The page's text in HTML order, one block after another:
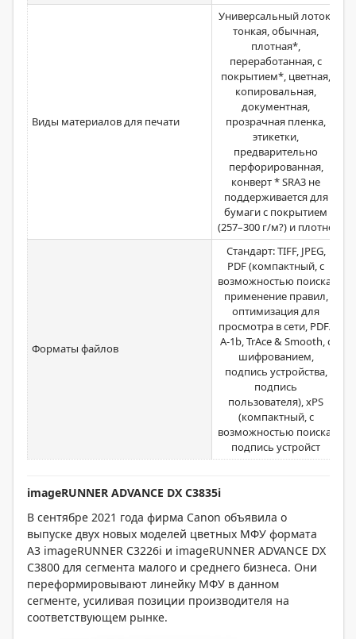
Виды материалов для печати
Универсальный лоток:
тонкая, обычная,
плотная*,
переработанная, с
покрытием*, цветная,
копировальная,
документная,
прозрачная пленка,
этикетки,
предварительно
перфорированная,
конверт * SRА3 не
поддерживается для
бумаги с покрытием
(257–300 г/м?) и плотно
Форматы файлов
Стандарт: TIFF, JPEG,
PDF (компактный, с
возможностью поиска,
применение правил,
оптимизация для
просмотра в сети, PDF/
А-1b, TrАce & Smooth, с
шифрованием,
подпись устройства,
подпись
пользователя), хPS
(компактный, с
возможностью поиска,
подпись устройст
imageRUNNER ADVANCE DX C3835i
В сентябре 2021 года фирма Canon объявила о
выпуске двух новых моделей цветных МФУ формата
А3 imageRUNNER C3226i и imageRUNNER ADVANCE DX
C3800 для сегмента малого и среднего бизнеса. Они
переформировывают линейку МФУ в данном
сегменте, усиливая позиции производителя на
соответствующем рынке.